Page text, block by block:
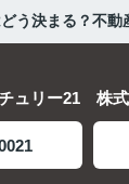
う決まる？不
ュリー21 株